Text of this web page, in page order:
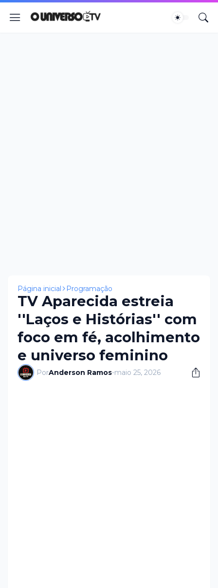
Página inicial Programação
TV Aparecida estreia
''Laços e Histórias'' com
foco em fé, acolhimento
e universo feminino
PorAnderson Ramos-maio 25, 2026